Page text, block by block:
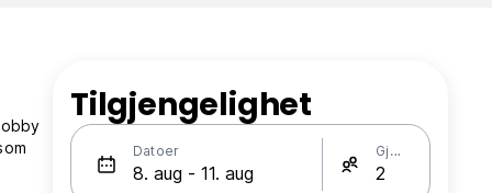
Tilgjengelighet
Datoer Gjester